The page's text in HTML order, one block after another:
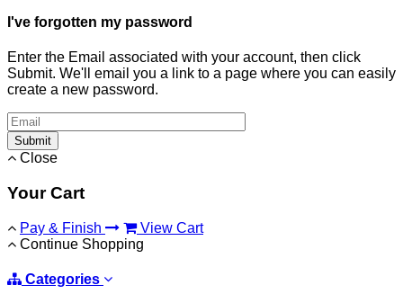
I've forgotten my password
Enter the Email associated with your account, then click
Submit. We'll email you a link to a page where you can easily
create a new password.
Submit
Close
Your Cart
Pay & Finish
View Cart
Continue Shopping
Categories